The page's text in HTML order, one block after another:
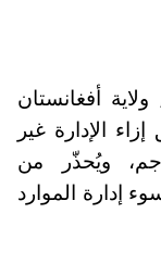
أفغانستان
الإدارة غير
ويُحذّر من
إدارة الموارد